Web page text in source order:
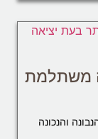
משתלמת
והנכונה